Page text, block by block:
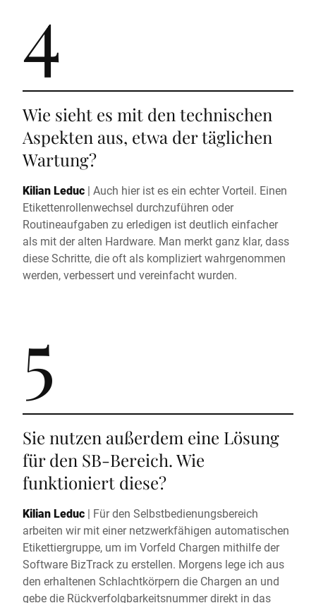
4
Wie sieht es mit den technischen
Aspekten aus, etwa der täglichen
Wartung?
Kilian Leduc | Auch hier ist es ein echter Vorteil. Einen
Etikettenrollenwechsel durchzuführen oder
Routineaufgaben zu erledigen ist deutlich einfacher
als mit der alten Hardware. Man merkt ganz klar, dass
diese Schritte, die oft als kompliziert wahrgenommen
werden, verbessert und vereinfacht wurden.
5
Sie nutzen außerdem eine Lösung
für den SB-Bereich. Wie
funktioniert diese?
Kilian Leduc | Für den Selbstbedienungsbereich
arbeiten wir mit einer netzwerkfähigen automatischen
Etikettiergruppe, um im Vorfeld Chargen mithilfe der
Software BizTrack zu erstellen. Morgens lege ich aus
den erhaltenen Schlachtkörpern die Chargen an und
gebe die Rückverfolgbarkeitsnummer direkt in das